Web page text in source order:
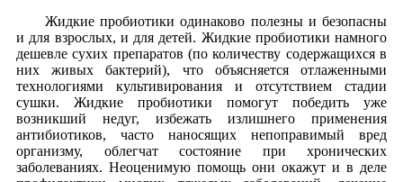
Жидкие пробиотики одинаково полезны и безопасны
и для взрослых, и для детей. Жидкие пробиотики намного
дешевле сухих препаратов (по количеству содержащихся в
них живых бактерий), что объясняется отлаженными
технологиями культивирования и отсутствием стадии
сушки. Жидкие пробиотики помогут победить уже
возникший недуг, избежать излишнего применения
антибиотиков, часто наносящих непоправимый вред
организму, облегчат состояние при хронических
заболеваниях. Неоценимую помощь они окажут и в деле